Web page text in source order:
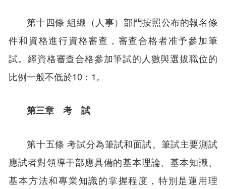
第十四條 組織（人事）部門按照公布的報名條
件和資格進行資格審查，審查合格者准予參加筆
試。經資格審查合格參加筆試的人數與選拔職位的
比例一般不低於10：1。
第三章 考 試
第十五條 考試分為筆試和面試。筆試主要測試
應試者對領導干部應具備的基本理論、基本知識、
基本方法和專業知識的掌握程度，特別是運用理